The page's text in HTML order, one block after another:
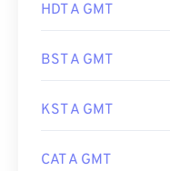
HDT A GMT
BST A GMT
KST A GMT
CAT A GMT